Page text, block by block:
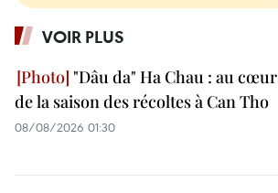
VOIR PLUS
"Dâu da" Ha Chau : au cœur
de la saison des récoltes à Can Tho
08/08/2026 01:30